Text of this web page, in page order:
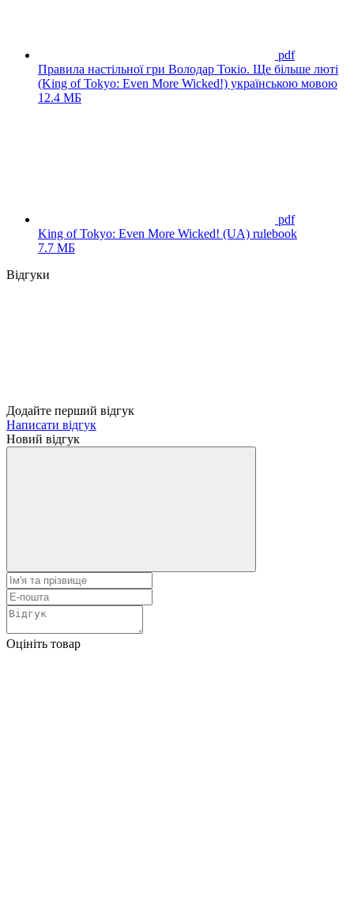
pdf
Правила настільної гри Володар Токіо. Ще більше люті
(King of Tokyo: Even More Wicked!) українською мовою
12.4 МБ
pdf
King of Tokyo: Even More Wicked! (UA) rulebook
7.7 МБ
Відгуки
Додайте перший відгук
Написати відгук
Новий відгук
Оцініть товар